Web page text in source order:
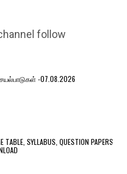
follow
-07.08.2026
TABLE, SYLLABUS, QUESTION PAPERS